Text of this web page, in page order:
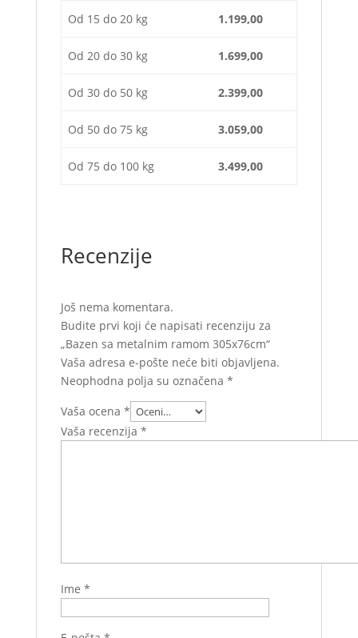
Od 15 do 20 kg 1.199,00
Od 20 do 30 kg 1.699,00
Od 30 do 50 kg 2.399,00
Od 50 do 75 kg 3.059,00
Od 75 do 100 kg 3.499,00
Recenzije
Još nema komentara.
Budite prvi koji će napisati recenziju za
„Bazen sa metalnim ramom 305x76cm“
Vaša adresa e-pošte neće biti objavljena.
Neophodna polja su označena *
Vaša ocena *
Vaša recenzija *
Ime *